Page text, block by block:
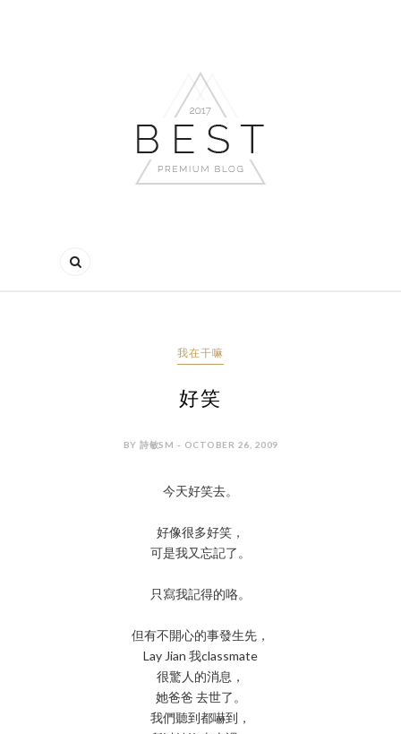
我在干嘛
好笑
BY 詩敏SM - OCTOBER 26, 2009
今天好笑去。
好像很多好笑，
可是我又忘記了。
只寫我記得的咯。
但有不開心的事發生先，
Lay Jian 我classmate
很驚人的消息，
她爸爸 去世了。
我們聽到都嚇到，